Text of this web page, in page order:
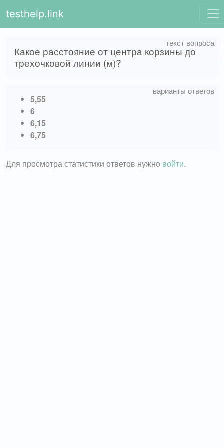
testhelp.link
Какое расстояние от центра корзины до
трехочковой линии (м)?
5,55
6
6,15
6,75
Для просмотра статистики ответов нужно войти.